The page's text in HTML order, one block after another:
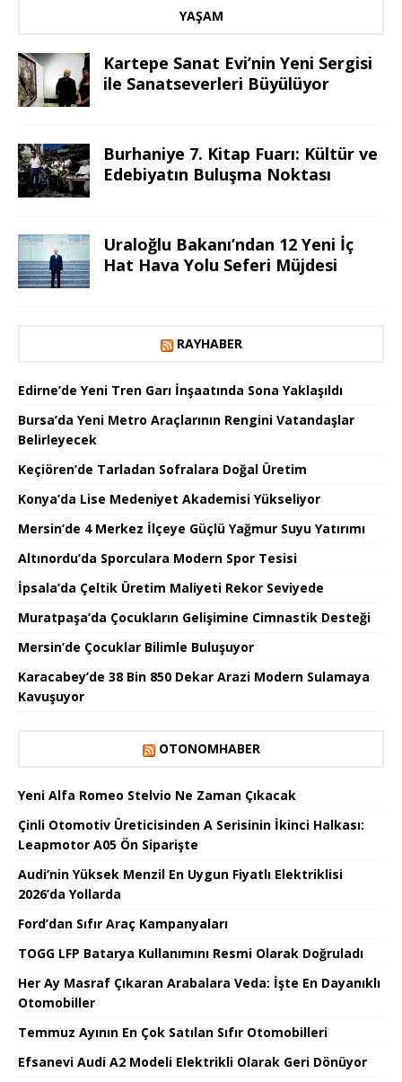
YAŞAM
Kartepe Sanat Evi’nin Yeni Sergisi
ile Sanatseverleri Büyülüyor
Burhaniye 7. Kitap Fuarı: Kültür ve
Edebiyatın Buluşma Noktası
Uraloğlu Bakanı’ndan 12 Yeni İç
Hat Hava Yolu Seferi Müjdesi
RAYHABER
Edirne’de Yeni Tren Garı İnşaatında Sona Yaklaşıldı
Bursa’da Yeni Metro Araçlarının Rengini Vatandaşlar
Belirleyecek
Keçiören’de Tarladan Sofralara Doğal Üretim
Konya’da Lise Medeniyet Akademisi Yükseliyor
Mersin’de 4 Merkez İlçeye Güçlü Yağmur Suyu Yatırımı
Altınordu’da Sporculara Modern Spor Tesisi
İpsala’da Çeltik Üretim Maliyeti Rekor Seviyede
Muratpaşa’da Çocukların Gelişimine Cimnastik Desteği
Mersin’de Çocuklar Bilimle Buluşuyor
Karacabey’de 38 Bin 850 Dekar Arazi Modern Sulamaya
Kavuşuyor
OTONOMHABER
Yeni Alfa Romeo Stelvio Ne Zaman Çıkacak
Çinli Otomotiv Üreticisinden A Serisinin İkinci Halkası:
Leapmotor A05 Ön Siparişte
Audi’nin Yüksek Menzil En Uygun Fiyatlı Elektriklisi
2026’da Yollarda
Ford’dan Sıfır Araç Kampanyaları
TOGG LFP Batarya Kullanımını Resmi Olarak Doğruladı
Her Ay Masraf Çıkaran Arabalara Veda: İşte En Dayanıklı
Otomobiller
Temmuz Ayının En Çok Satılan Sıfır Otomobilleri
Efsanevi Audi A2 Modeli Elektrikli Olarak Geri Dönüyor